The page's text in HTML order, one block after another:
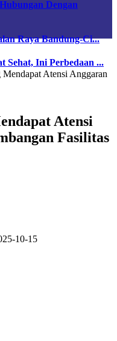
Dengan
Raya Bandung-Ci...
Sehat, Ini Perbedaan ...
Atensi Anggaran
Atensi
Fasilitas
10-15